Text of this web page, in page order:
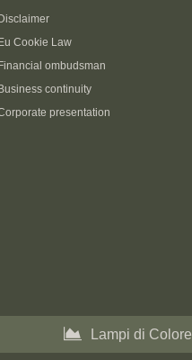
Disclaimer
Eu Cookie Law
Financial ombudsman
Business continuity
presentation
Lampi di Colore